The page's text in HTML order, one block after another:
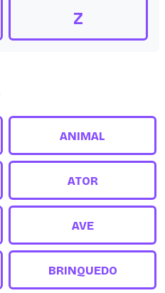
Z
ANIMAL
ATOR
AVE
BRINQUEDO